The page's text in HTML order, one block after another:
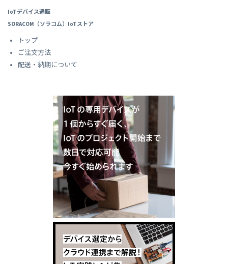
IoTデバイス通販
SORACOM（ソラコム）IoTストア
トップ
ご注文方法
配送・納期について